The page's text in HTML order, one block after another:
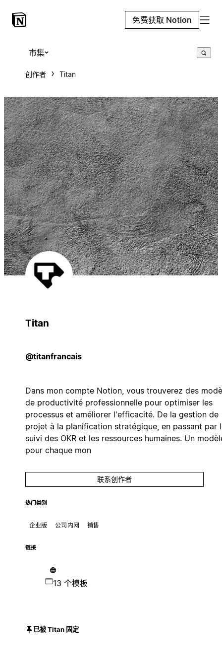
免费获取 Notion
市集
创作者 Titan
Titan
@titanfrancais
Dans mon compte Notion, vous trouverez des
de productivité professionnelle pour optimiser les
processus et améliorer l'efficacité. De la gestion de
projet à la planification stratégique, en passant par
suivi des OKR et les ressources humaines. Un
pour chaque mon
联系创作者
热门类别
企业版 公司内网 销售
链接
13 个模板
已被 Titan 固定